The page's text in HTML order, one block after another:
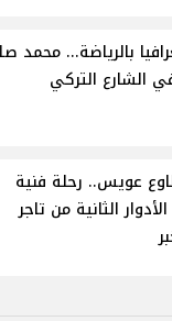
بالرياضة... محمد
الشارع التركي
عويس.. رحلة فنية
الثانية من تاجر